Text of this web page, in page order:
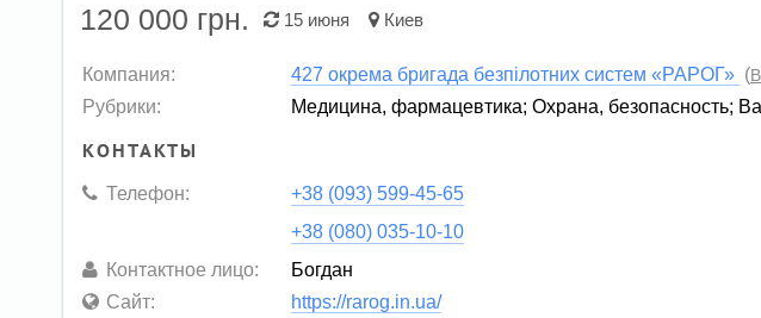
120 000 грн. 15 июня Киев
Компания: 427 окрема бригада безпілотних систем «РАРОГ» (
Рубрики:
Медицина, фармацевтика;Охрана, безопасность;
КОНТАКТЫ
Телефон:
+38 (093) 599-45-65
+38 (080) 035-10-10
Контактное лицо:
Богдан
Сайт:
https://rarog.in.ua/